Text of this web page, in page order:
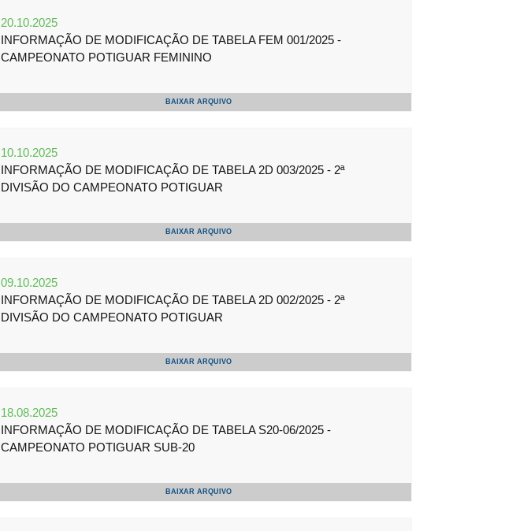
20.10.2025
INFORMAÇÃO DE MODIFICAÇÃO DE TABELA FEM 001/2025 -
CAMPEONATO POTIGUAR FEMININO
BAIXAR ARQUIVO
10.10.2025
INFORMAÇÃO DE MODIFICAÇÃO DE TABELA 2D 003/2025 - 2ª
DIVISÃO DO CAMPEONATO POTIGUAR
BAIXAR ARQUIVO
09.10.2025
INFORMAÇÃO DE MODIFICAÇÃO DE TABELA 2D 002/2025 - 2ª
DIVISÃO DO CAMPEONATO POTIGUAR
BAIXAR ARQUIVO
18.08.2025
INFORMAÇÃO DE MODIFICAÇÃO DE TABELA S20-06/2025 -
CAMPEONATO POTIGUAR SUB-20
BAIXAR ARQUIVO